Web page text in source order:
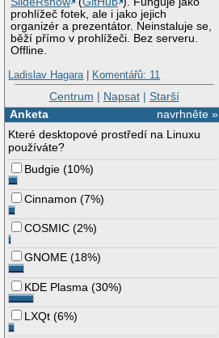
prohlížeč fotek, ale i jako jejich
organizér a prezentátor. Neinstaluje se,
běží přímo v prohlížeči. Bez serveru.
Offline.
Ladislav Hagara| Komentářů: 11
Centrum | Napsat| Starší
navrhněte »
Anketa
Které desktopové prostředí na Linuxu
používáte?
Budgie (10%)
Cinnamon (7%)
COSMIC (2%)
GNOME (18%)
KDE Plasma (30%)
LXQt (6%)